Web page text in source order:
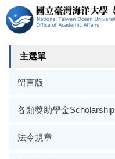
跳
到
主
要
主選單
留言版
各類獎助學金
法令規章